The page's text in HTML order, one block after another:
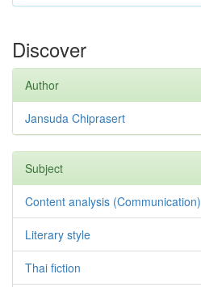
Discover
Author
Jansuda Chiprasert
Subject
Content analysis (Communication)
Literary style
Thai fiction